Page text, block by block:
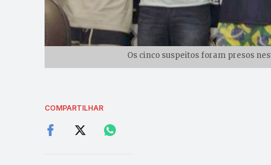
Os cinco suspeitos foram presos
COMPARTILHAR